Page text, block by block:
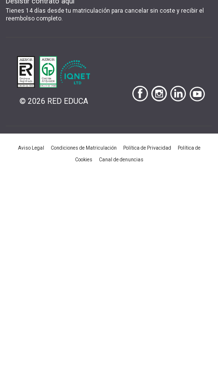
Tienes 14 días desde tu matriculación para cancelar sin coste y recibir el
reembolso completo.
© 2026 RED EDUCA
Aviso Legal Condiciones de Matriculación Política de Privacidad Política de
Cookies Canal de denuncias